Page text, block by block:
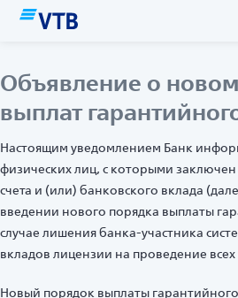
Объявление о
выплат
Настоящим уведомлением Банк
физических лиц, с которыми
счета и (или) банковского вклада
введении нового порядка выплаты
случае лишения банка-участника
вкладов лицензии на проведение
Новый порядок выплаты